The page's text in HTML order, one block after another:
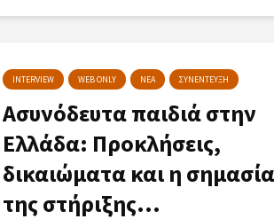
INTERVIEW WEB ONLY ΝΕΑ ΣΥΝΕΝΤΕΥΞΗ
Ασυνόδευτα παιδιά στην
Ελλάδα: Προκλήσεις,
δικαιώματα και η σημασία
της στήριξης...